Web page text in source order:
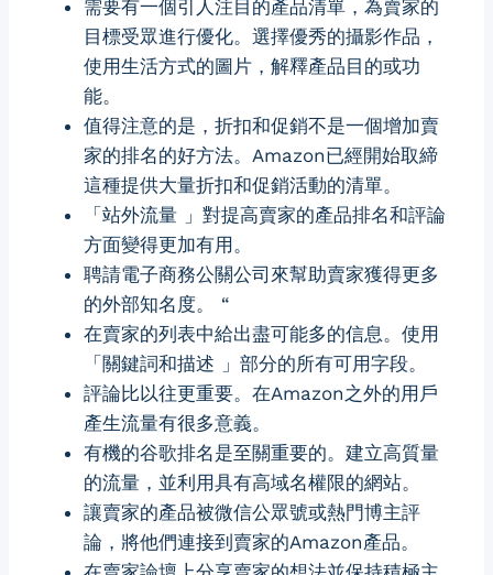
需要有一個引人注目的產品清單，為賣家的
目標受眾進行優化。選擇優秀的攝影作品，
使用生活方式的圖片，解釋產品目的或功
能。
值得注意的是，折扣和促銷不是一個增加賣
家的排名的好方法。Amazon已經開始取締
這種提供大量折扣和促銷活動的清單。
「站外流量 」對提高賣家的產品排名和評論
方面變得更加有用。
聘請電子商務公關公司來幫助賣家獲得更多
的外部知名度。 “
在賣家的列表中給出盡可能多的信息。使用
「關鍵詞和描述 」部分的所有可用字段。
評論比以往更重要。在Amazon之外的用戶
產生流量有很多意義。
有機的谷歌排名是至關重要的。建立高質量
的流量，並利用具有高域名權限的網站。
讓賣家的產品被微信公眾號或熱門博主評
論，將他們連接到賣家的Amazon產品。